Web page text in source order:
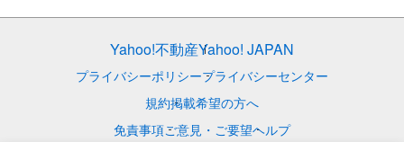
Yahoo!不動産Yahoo! JAPAN
プライバシーポリシープライバシーセンター
規約掲載希望の方へ
免責事項ご意見・ご要望ヘルプ